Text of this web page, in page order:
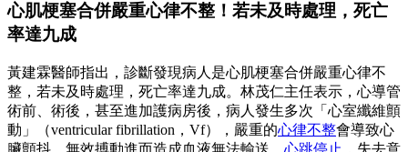
心肌梗塞合併嚴重心律不整！若未及時處理，死亡
率達九成
黃建霖醫師指出，診斷發現病人是心肌梗塞合併嚴重心律不
整，若未及時處理，死亡率達九成。林茂仁主任表示，心導管
術前、術後，甚至進加護病房後，病人發生多次「心室纖維顫
動」（ventricular fibrillation，Vf），嚴重的心律不整會導致心
臟顫抖、無效搏動進而造成血液無法輸送、 心跳停止 ，失去意